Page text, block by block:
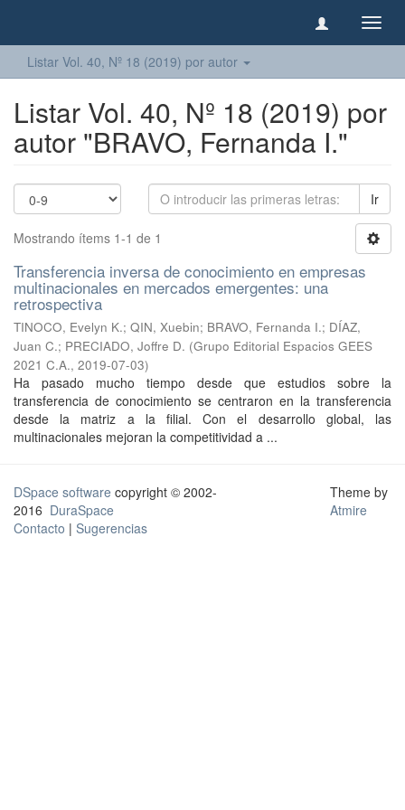
Listar Vol. 40, Nº 18 (2019) por autor
Listar Vol. 40, Nº 18 (2019) por
autor "BRAVO, Fernanda I."
Ir
Mostrando ítems 1-1 de 1
Transferencia inversa de conocimiento en empresas
multinacionales en mercados emergentes: una
retrospectiva
TINOCO, Evelyn K.; QIN, Xuebin; BRAVO, Fernanda I.; DÍAZ,
Juan C.; PRECIADO, Joffre D. (Grupo Editorial Espacios GEES
2021 C.A., 2019-07-03)
Ha pasado mucho tiempo desde que estudios sobre la
transferencia de conocimiento se centraron en la transferencia
desde la matriz a la filial. Con el desarrollo global, las
multinacionales mejoran la competitividad a ...
DSpace software copyright © 2002-
2016 DuraSpace
Contacto | Sugerencias
Theme by
Atmire